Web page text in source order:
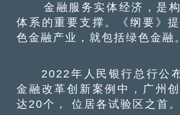
金融服务实体经济，是构
体系的重要支撑。《纲要》
色金融产业，就包括绿色金融。
2022年人民银行总行公
金融改革创新案例中，广州
达20个， 位居各试验区之首。